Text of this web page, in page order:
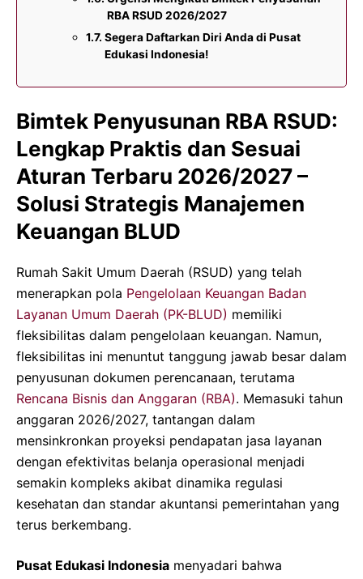
RBA RSUD 2026/2027
Segera Daftarkan Diri Anda di Pusat
Edukasi Indonesia!
Bimtek Penyusunan RBA RSUD:
Lengkap Praktis dan Sesuai
Aturan Terbaru 2026/2027 –
Solusi Strategis Manajemen
Keuangan BLUD
Rumah Sakit Umum Daerah (RSUD) yang telah
menerapkan pola Pengelolaan Keuangan Badan
Layanan Umum Daerah (PK-BLUD) memiliki
fleksibilitas dalam pengelolaan keuangan. Namun,
fleksibilitas ini menuntut tanggung jawab besar dalam
penyusunan dokumen perencanaan, terutama
Rencana Bisnis dan Anggaran (RBA). Memasuki tahun
anggaran 2026/2027, tantangan dalam
mensinkronkan proyeksi pendapatan jasa layanan
dengan efektivitas belanja operasional menjadi
semakin kompleks akibat dinamika regulasi
kesehatan dan standar akuntansi pemerintahan yang
terus berkembang.
Pusat Edukasi Indonesia menyadari bahwa